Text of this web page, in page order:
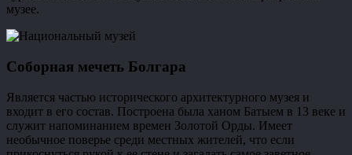
музее.
Соборная мечеть Болгара
Является частью исторического архитектурного музея и
входит в его состав. Построена была ханом Батыем в 13 веке и
служит напоминанием времен Золотой Орды. Имеет
необычное поверье среди местных жителей, что если